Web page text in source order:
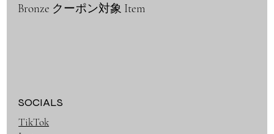
Bronze クーポン対象 Item
SOCIALS
TikTok